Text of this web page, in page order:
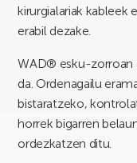
kirurgialariak kableek
erabil dezake.
WAD® esku-zorroan
da. Ordenagailu
bistaratzeko,
horrek bigarren
ordezkatzen ditu.